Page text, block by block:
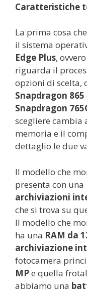
Caratteristiche
La prima cosa
il sistema
Edge Plus, ovvero
riguarda il
opzioni di scelta,
Snapdragon 865
Snapdragon
scegliere cambia
memoria e il
dettaglio le due
Il modello che
presenta con una
archiviazioni
che si trova su
Il modello che
ha una RAM da
archiviazione
fotocamera
MPe quella
abbiamo una